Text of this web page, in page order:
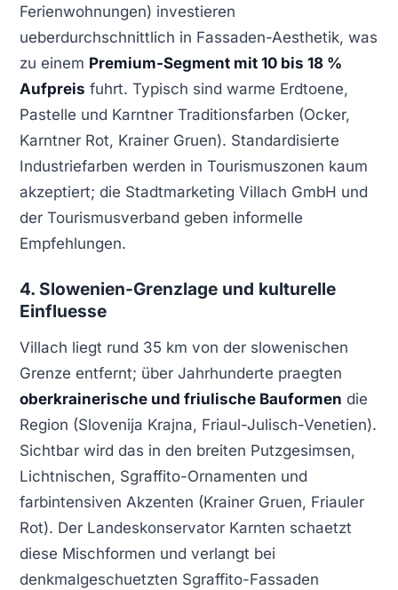
Ferienwohnungen) investieren
ueberdurchschnittlich in Fassaden-Aesthetik, was
zu einem Premium-Segment mit 10 bis 18 %
Aufpreis fuhrt. Typisch sind warme Erdtoene,
Pastelle und Karntner Traditionsfarben (Ocker,
Karntner Rot, Krainer Gruen). Standardisierte
Industriefarben werden in Tourismuszonen kaum
akzeptiert; die Stadtmarketing Villach GmbH und
der Tourismusverband geben informelle
Empfehlungen.
4. Slowenien-Grenzlage und kulturelle
Einfluesse
Villach liegt rund 35 km von der slowenischen
Grenze entfernt; über Jahrhunderte praegten
oberkrainerische und friulische Bauformen die
Region (Slovenija Krajna, Friaul-Julisch-Venetien).
Sichtbar wird das in den breiten Putzgesimsen,
Lichtnischen, Sgraffito-Ornamenten und
farbintensiven Akzenten (Krainer Gruen, Friauler
Rot). Der Landeskonservator Karnten schaetzt
diese Mischformen und verlangt bei
denkmalgeschuetzten Sgraffito-Fassaden